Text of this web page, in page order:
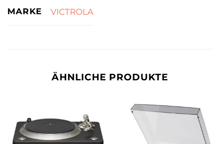
MARKE VICTROLA
ÄHNLICHE PRODUKTE